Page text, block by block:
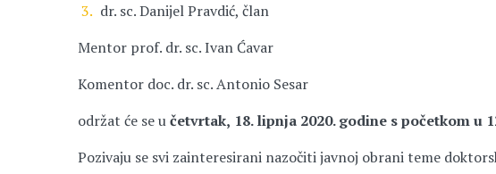
dr. sc. Danijel Pravdić, član
Mentor prof. dr. sc. Ivan Ćavar
Komentor doc. dr. sc. Antonio Sesar
održat će se učetvrtak, 18. lipnja 2020.godine s početkom u
Pozivaju se svi zainteresirani nazočiti javnoj obrani teme